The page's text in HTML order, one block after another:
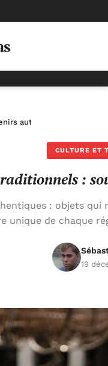
authentiques du
CULTURE ET
:
: objets
unique de chaque
19